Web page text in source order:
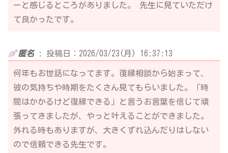
ーと感じるところがありました。 先生に見ていただけ
て良かったです。
匿名: 投稿日：2026/03/23(月) 16:37:13
何年もお世話になってます。復縁相談から始まって、
彼の気持ちや時期をたくさん見てもらいました。「時
間はかかるけど復縁できる」と言うお言葉を信じて頑
張ってきましたが、やっと叶えることができました。
外れる時もありますが、大きくずれ込んだりはしない
ので信頼できる先生です。